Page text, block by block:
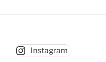
Instagram